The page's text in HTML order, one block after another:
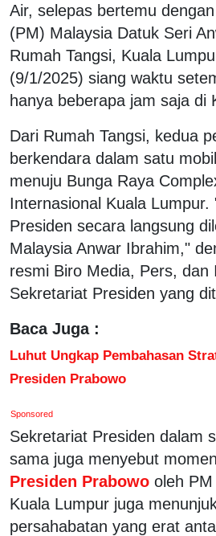
Air, selepas bertemu
(PM) Malaysia Datuk Seri
Rumah Tangsi, Kuala
(9/1/2025) siang waktu
hanya beberapa jam saja di
Dari Rumah Tangsi, kedua
berkendara dalam satu
menuju Bunga Raya
Internasional Kuala Lumpur.
Presiden secara langsung
Malaysia Anwar Ibrahim,"
resmi Biro Media, Pers, dan
Sekretariat Presiden yang
Baca Juga :
Luhut Ungkap Pembahasan
Presiden Prabowo
Sponsored
Sekretariat Presiden dalam
sama juga menyebut
Presiden Prabowo oleh
Kuala Lumpur juga
persahabatan yang erat